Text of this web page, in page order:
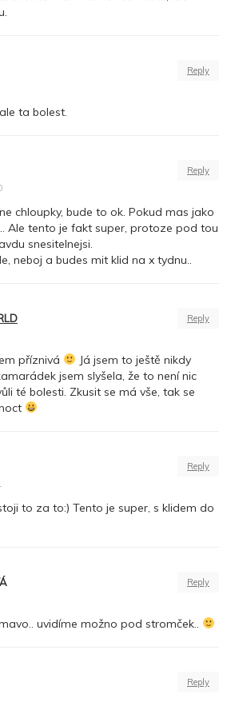
Reply
ta bolest.
Reply
chloupky, bude to ok. Pokud mas jako
Ale tento je fakt super, protoze pod tou
snesitelnejsi.
neboj a budes mit klid na x tydnu..
Reply
příznivá
Já jsem to ještě nikdy
jsem slyšela, že to není nic
té bolesti. Zkusit se má vše, tak se
Reply
to za to:) Tento je super, s klidem do
Reply
uvidíme možno pod stromček..
Reply